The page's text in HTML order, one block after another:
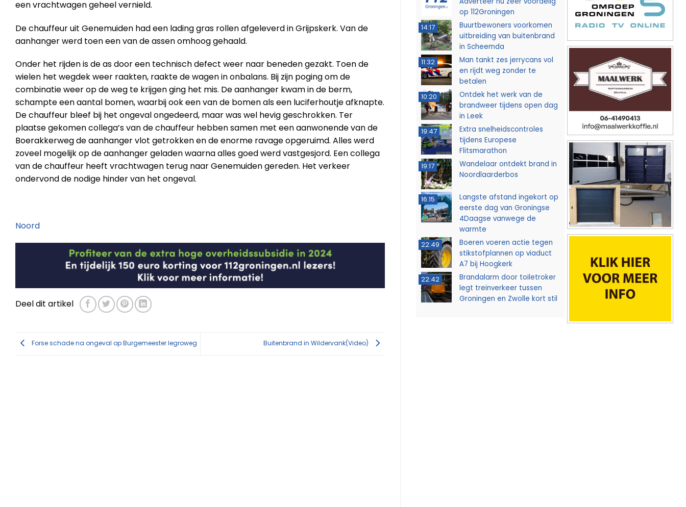
een vrachtwagen geheel vernield.
De chauffeur uit Genemuiden had een lading gras rollen afgeleverd in Grijpskerk. Van de
aanhanger werd toen een van de assen omhoog gehaald.
Onder het rijden is de as door een technisch defect weer naar beneden gezakt. Toen de
wielen het wegdek weer raakten, raakte de wagen in onbalans. Bij zijn poging om de
combinatie weer op de weg te krijgen ging het mis. De aanhanger kwam in de berm,
schampte een aantal bomen, waarbij ook een van de bomen als een luciferhoutje afknapte.
De chauffeur bleef bij het ongeval ongedeerd, maar was wel hevig geschrokken. Ter
plaatse gekomen collega’s van de chauffeur hebben samen met een aanwonende van de
Boerakkerweg de aanhanger vlot getrokken en de enorme ravage opgeruimd. Alles werd
zoveel mogelijk op de aanhanger geladen waarna alles goed werd vastgesjord. Een collega
van de chauffeur heeft vrachtwagen terug naar Genemuiden gereden. Het verkeer
ondervond de nodige hinder van het ongeval.
Noord
Deel dit artikel
Forse schade na ongeval op Burgemeester legroweg Buitenbrand in Wildervank(Video)
op 112Groningen
14:17
Buurtbewoners voorkomen
uitbreiding van buitenbrand
in Scheemda
11:32
Man tankt zes jerrycans vol
en rijdt weg zonder te
betalen
10:20
Ontdek het werk van de
brandweer tijdens open dag
in Leek
19:47
Extra snelheidscontroles
tijdens Europese
Flitsmarathon
19:17
Wandelaar ontdekt brand in
Noordlaarderbos
16:15
Langste afstand ingekort op
eerste dag van Groningse
4Daagse vanwege de
warmte
22:49
Boeren voeren actie tegen
stikstofplannen op viaduct
A7 bij Hoogkerk
22:42
Brandalarm door toiletroker
legt treinverkeer tussen
Groningen en Zwolle kort stil